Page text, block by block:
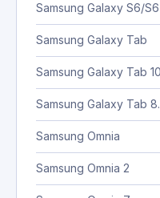
Samsung Galaxy S6/
Samsung Galaxy Tab
Samsung Galaxy Tab
Samsung Galaxy Tab
Samsung Omnia
Samsung Omnia 2